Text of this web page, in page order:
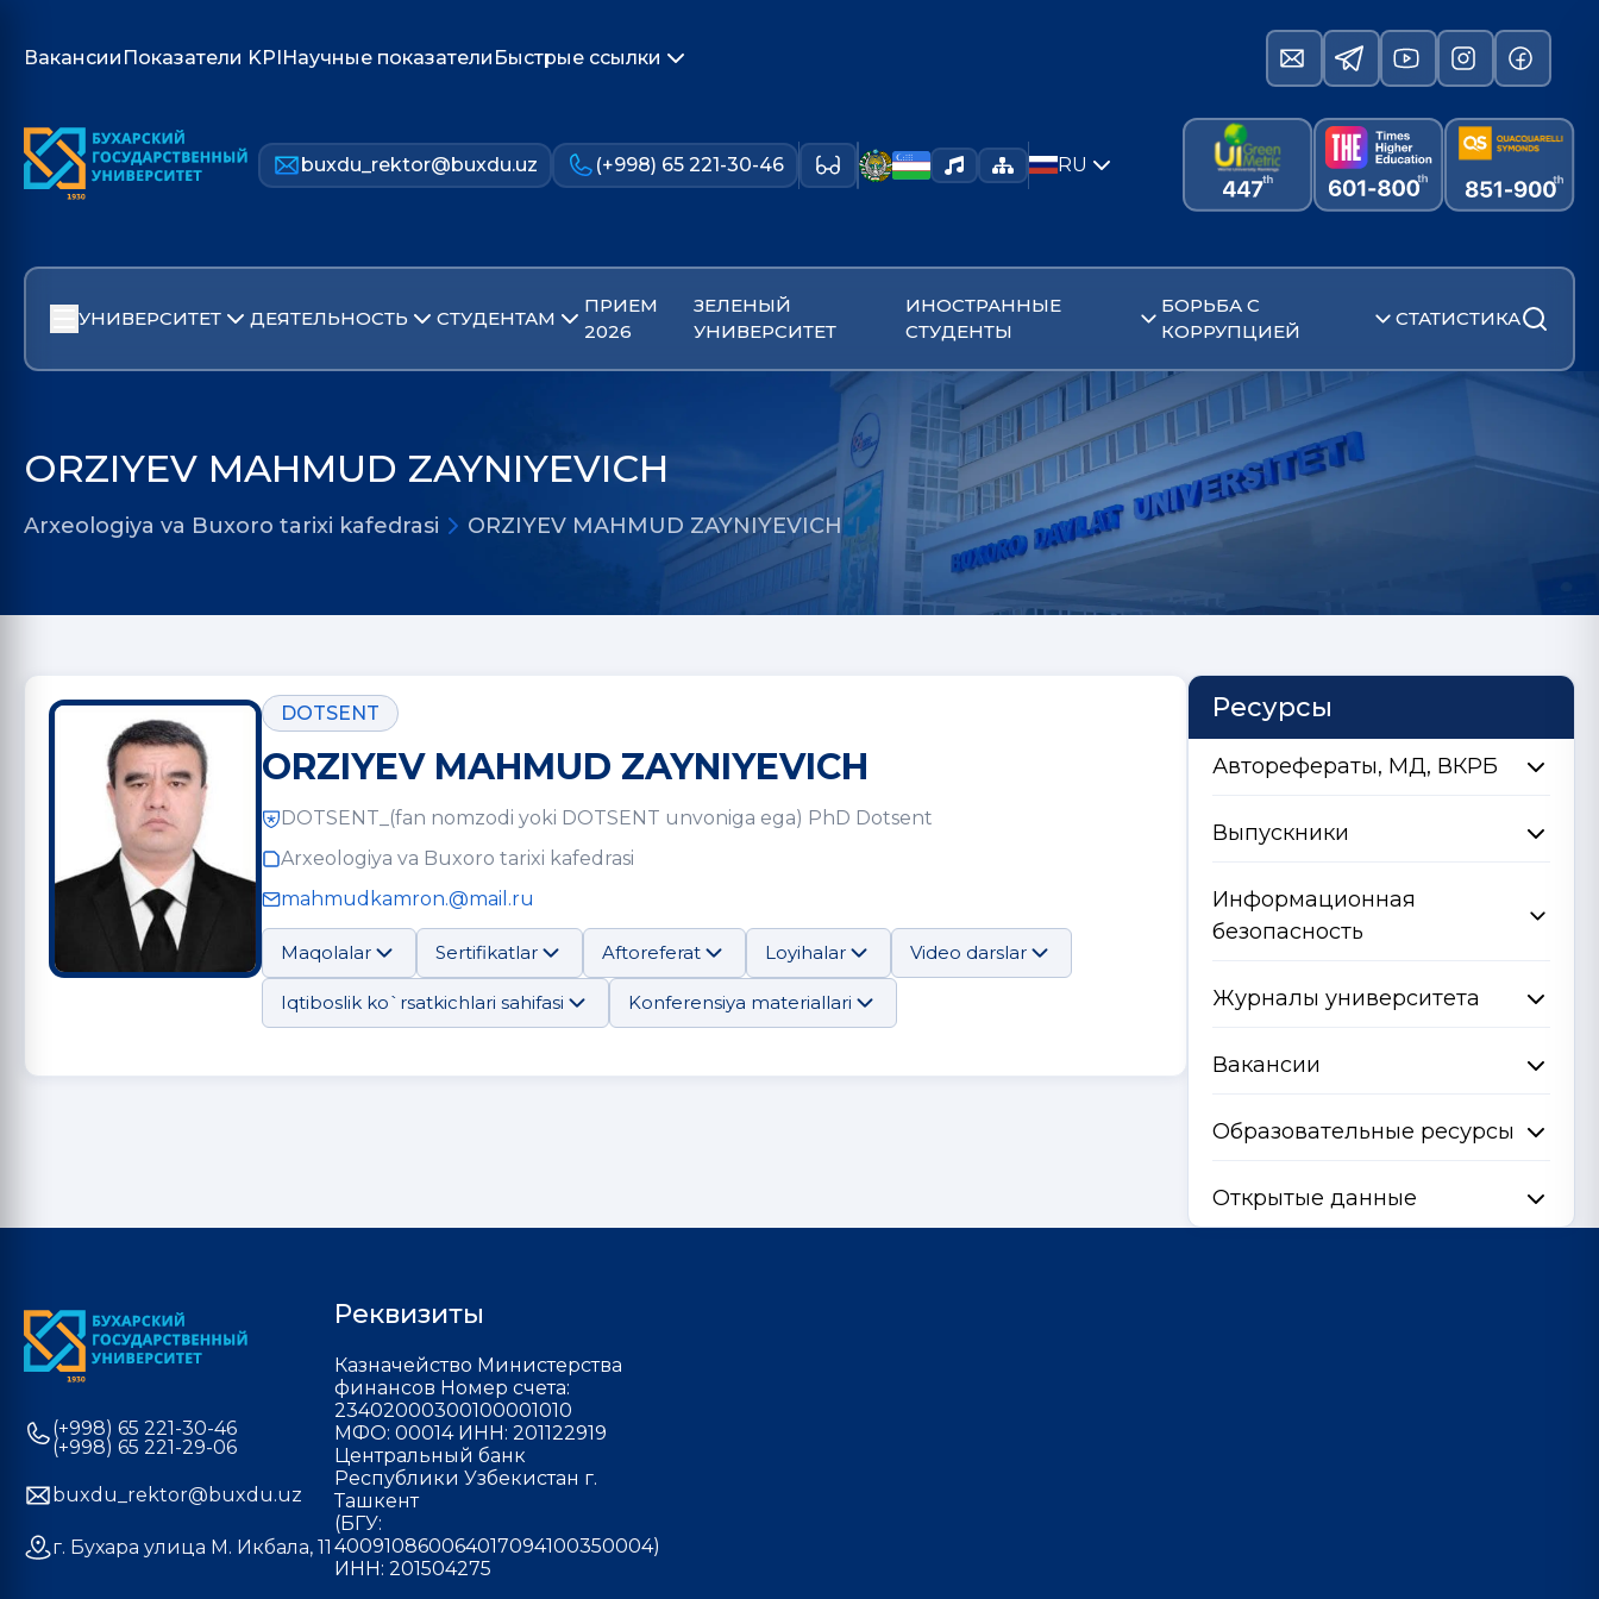
Вакансии Показатели KPIНаучные показатели Быстрые ссылки
buxdu_rektor@buxdu.uz (+998) 65 221-30-46 RU
УНИВЕРСИТЕТ ДЕЯТЕЛЬНОСТЬ СТУДЕНТАМ
ПРИЕМ
2026
ЗЕЛЕНЫЙ
УНИВЕРСИТЕТ
ИНОСТРАННЫЕ
СТУДЕНТЫ
БОРЬБА С
КОРРУПЦИЕЙ
СТАТИСТИКА
ORZIYEV MAHMUD ZAYNIYEVICH
Arxeologiya va Buxoro tarixi kafedrasi ORZIYEV MAHMUD ZAYNIYEVICH
DOTSENT
ORZIYEV MAHMUD ZAYNIYEVICH
DOTSENT_(fan nomzodi yoki DOTSENT unvoniga ega) PhD Dotsent
Arxeologiya va Buxoro tarixi kafedrasi
mahmudkamron.@mail.ru
Maqolalar Sertifikatlar Aftoreferat Loyihalar Video darslar
Iqtiboslik ko`rsatkichlari sahifasi Konferensiya materiallari
Ресурсы
Авторефераты, МД, ВКРБ
Выпускники
Информационная
безопасность
Журналы университета
Вакансии
Образовательные ресурсы
Открытые данные
(+998) 65 221-30-46
(+998) 65 221-29-06
buxdu_rektor@buxdu.uz
г. Бухара улица М. Икбала, 11
Реквизиты
Казначейство Министерства
финансов Номер счета:
23402000300100001010
МФО: 00014 ИНН: 201122919
Центральный банк
Республики Узбекистан г.
Ташкент
(БГУ:
400910860064017094100350004)
ИНН: 201504275